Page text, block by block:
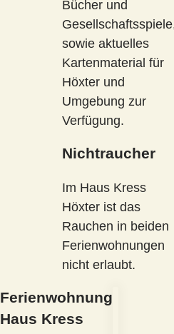
Bücher und
sowie aktuelles
Kartenmaterial für
Höxter und
Umgebung zur
Verfügung.
Nichtraucher
Im Haus Kress
Höxter ist das
Rauchen in beiden
Ferienwohnungen
nicht erlaubt.
Ferienwohnung
Haus Kress